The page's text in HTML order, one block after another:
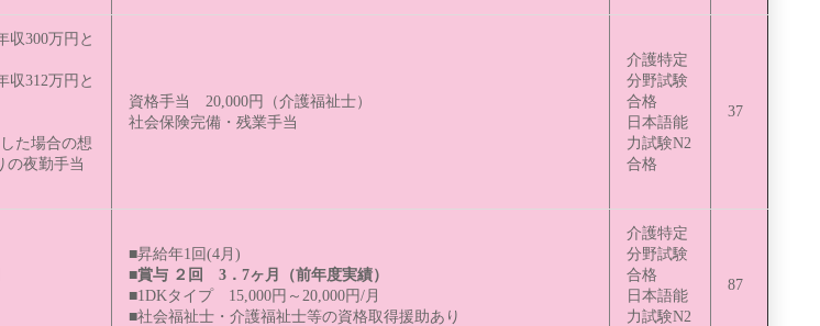
収300万円と
収312万円と
た場合の想
の夜勤手当
資格手当 20,000円（介護福祉士）
社会保険完備・残業手当
介護特定
分野試験
合格
日本語能
力試験N2
合格
37
■昇給年1回(4月)
■賞与 ２回 3．7ヶ月（前年度実績）
■1DKタイプ 15,000円～20,000円/月
■社会福祉士・介護福祉士等の資格取得援助あり
介護特定
分野試験
合格
日本語能
力試験N2
87